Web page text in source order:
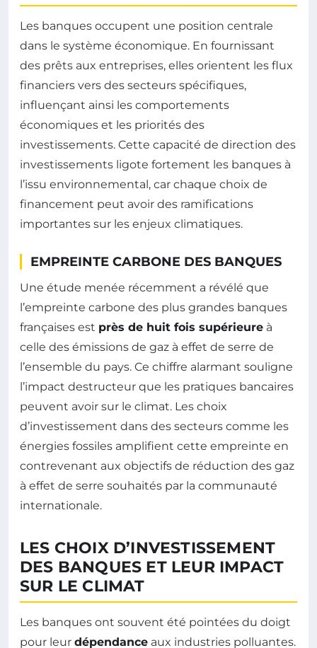
Les banques occupent une position centrale
dans le système économique. En fournissant
des prêts aux entreprises, elles orientent les flux
financiers vers des secteurs spécifiques,
influençant ainsi les comportements
économiques et les priorités des
investissements. Cette capacité de direction des
investissements ligote fortement les banques à
l’issu environnemental, car chaque choix de
financement peut avoir des ramifications
importantes sur les enjeux climatiques.
EMPREINTE CARBONE DES BANQUES
Une étude menée récemment a révélé que
l’empreinte carbone des plus grandes banques
françaises est près de huit fois supérieure à
celle des émissions de gaz à effet de serre de
l’ensemble du pays. Ce chiffre alarmant souligne
l’impact destructeur que les pratiques bancaires
peuvent avoir sur le climat. Les choix
d’investissement dans des secteurs comme les
énergies fossiles amplifient cette empreinte en
contrevenant aux objectifs de réduction des gaz
à effet de serre souhaités par la communauté
internationale.
LES CHOIX D’INVESTISSEMENT
DES BANQUES ET LEUR IMPACT
SUR LE CLIMAT
Les banques ont souvent été pointées du doigt
pour leur dépendance aux industries polluantes.